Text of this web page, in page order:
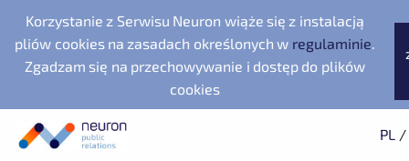
Korzystanie z Serwisu Neuron wiąże się z instalacją
pliów cookies na zasadach określonych w regulaminie.
Zgadzam się na przechowywanie i dostęp do plików
cookies
PL /
Biuro prasowe